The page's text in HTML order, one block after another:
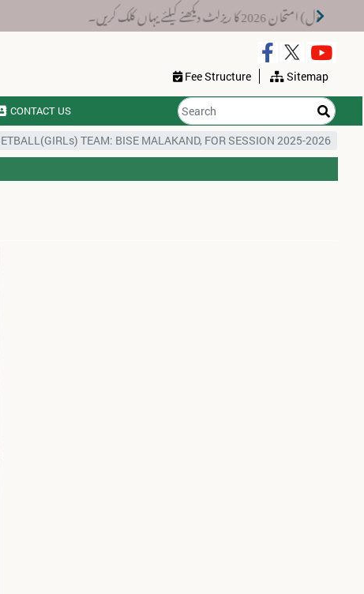
کا ریزلٹ دیکھنے کیلئے یہاں کلک کریں۔
Fee Structure Sitemap
CONTACT US
TEAM: BISE MALAKAND, FOR SESSION 2025-2026